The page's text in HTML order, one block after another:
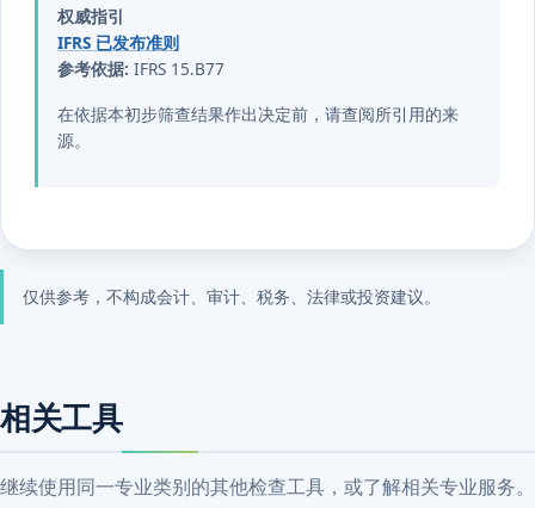
权威指引
IFRS 已发布准则
参考依据: IFRS 15.B77
在依据本初步筛查结果作出决定前，请查阅所引用的来
源。
仅供参考，不构成会计、审计、税务、法律或投资建议。
相关工具
继续使用同一专业类别的其他检查工具，或了解相关专业服务。